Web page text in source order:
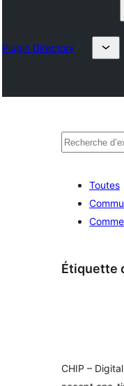
Plugin Directory
Rechercher
Toutes
Étiquette
CHIP –